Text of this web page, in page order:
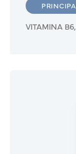
VITAMINA